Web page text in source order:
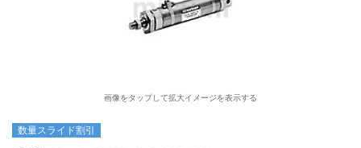
画像をタップして拡大イメージを表示する
数量スライド割引